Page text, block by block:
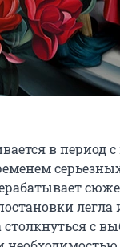
в период
легла
с